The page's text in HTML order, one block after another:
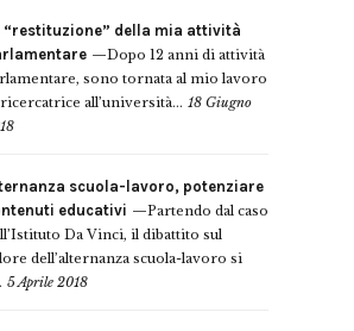
“restituzione” della mia attività
Dopo 12 anni di attività
sono tornata al mio lavoro
all’università... 18 Giugno
scuola-lavoro, potenziare
educativi
Partendo dal caso
Da Vinci, il dibattito sul
dell’alternanza scuola-lavoro si
5 Aprile 2018